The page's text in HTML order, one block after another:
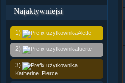
Najaktywniejsi
1) Alette
2) fuerte
3)
Katherine_Pierce